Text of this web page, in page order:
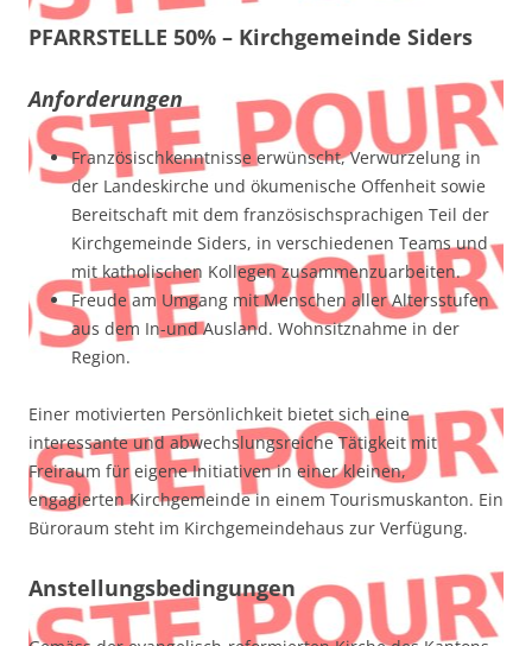
PFARRSTELLE 50% – Kirchgemeinde Siders
Anforderungen
Französischkenntnisse erwünscht, Verwurzelung in
der Landeskirche und ökumenische Offenheit sowie
Bereitschaft mit dem französischsprachigen Teil der
Kirchgemeinde Siders, in verschiedenen Teams und
mit katholischen Kollegen zusammenzuarbeiten.
Freude am Umgang mit Menschen aller Altersstufen
aus dem In-und Ausland. Wohnsitznahme in der
Region.
Einer motivierten Persönlichkeit bietet sich eine
interessante und abwechslungsreiche Tätigkeit mit
Freiraum für eigene Initiativen in einer kleinen,
engagierten Kirchgemeinde in einem Tourismuskanton. Ein
Büroraum steht im Kirchgemeindehaus zur Verfügung.
Anstellungsbedingungen